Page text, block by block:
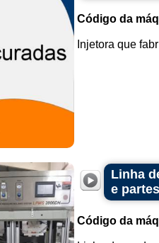
Código da
Injetora que
Linha
e
Código da